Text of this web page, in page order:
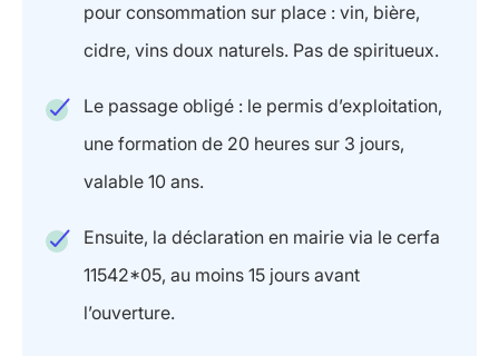
pour consommation sur place : vin, bière,
cidre, vins doux naturels. Pas de spiritueux.
Le passage obligé : le permis d’exploitation,
une formation de 20 heures sur 3 jours,
valable 10 ans.
Ensuite, la déclaration en mairie via le cerfa
11542*05, au moins 15 jours avant
l’ouverture.